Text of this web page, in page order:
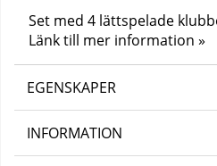
Set med 4 lättspelade
Länk till mer information »
EGENSKAPER
INFORMATION